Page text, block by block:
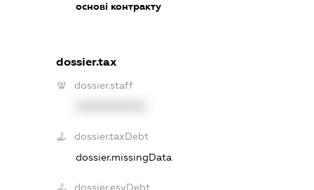
основі контракту
dossier.tax
dossier.staff
dossier.taxDebt
dossier.missingData
dossier.esvDebt